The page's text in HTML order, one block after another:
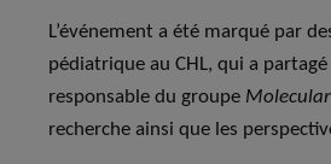
L’événement a été marqué par
pédiatrique au CHL, qui a
responsable du groupe
recherche ainsi que les